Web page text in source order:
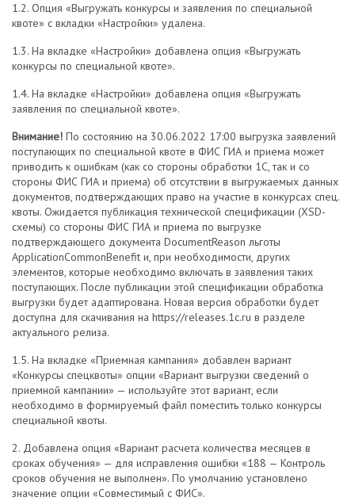
1.2. Опция «Выгружать конкурсы и заявления по специальной
квоте» с вкладки «Настройки» удалена.
1.3. На вкладке «Настройки» добавлена опция «Выгружать
конкурсы по специальной квоте».
1.4. На вкладке «Настройки» добавлена опция «Выгружать
заявления по специальной квоте».
Внимание! По состоянию на 30.06.2022 17:00 выгрузка заявлений
поступающих по специальной квоте в ФИС ГИА и приема может
приводить к ошибкам (как со стороны обработки 1C, так и со
стороны ФИС ГИА и приема) об отсутствии в выгружаемых данных
документов, подтверждающих право на участие в конкурсах спец.
квоты. Ожидается публикация технической спецификации (XSD-
схемы) со стороны ФИС ГИА и приема по выгрузке
подтверждающего документа DocumentReason льготы
ApplicationCommonBenefit и, при необходимости, других
элементов, которые необходимо включать в заявления таких
поступающих. После публикации этой спецификации обработка
выгрузки будет адаптирована. Новая версия обработки будет
доступна для скачивания на https://releases.1c.ru в разделе
актуального релиза.
1.5. На вкладке «Приемная кампания» добавлен вариант
«Конкурсы спецквоты» опции «Вариант выгрузки сведений о
приемной кампании» — используйте этот вариант, если
необходимо в формируемый файл поместить только конкурсы
специальной квоты.
2. Добавлена опция «Вариант расчета количества месяцев в
сроках обучения» — для исправления ошибки «188 — Контроль
сроков обучения не выполнен». По умолчанию установлено
значение опции «Совместимый с ФИС».